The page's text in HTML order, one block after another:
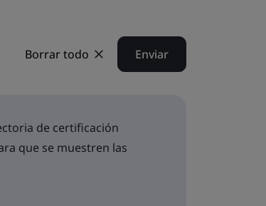
Borrar todo Enviar
de certificación
que se muestren las